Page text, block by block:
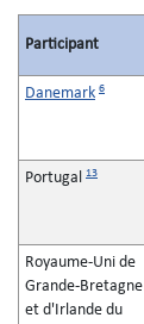
Participant
Danemark 6
Portugal 13
Royaume-Uni de
Grande-Bretagne
et d'Irlande du